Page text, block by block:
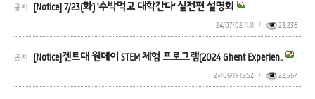
공지 [Notice] 7/23(화) '수박먹고 대학간다' 실전편 설명회
24/07/02 11:11 / 23,236
공지 [Notice]겐트대 원데이 STEM 체험 프로그램(2024 Ghent Experien..
24/06/19 15:52 / 22,567